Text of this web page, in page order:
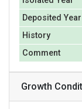
Deposited Year
History
Comment
Growth